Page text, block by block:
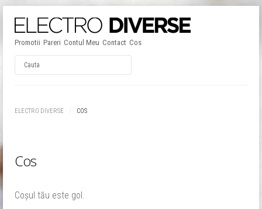
Promotii Pareri Contul Meu Contact Cos
ELECTRO DIVERSE COS
Cos
Coșul tău este gol.
Username